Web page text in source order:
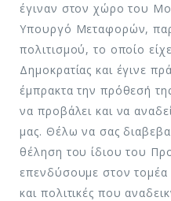
έγιναν στον χώρο του
Υπουργό Μεταφορών,
πολιτισμού, το οποίο
Δημοκρατίας και έγινε
έμπρακτα την πρόθεσή
να προβάλει και να
μας. Θέλω να σας
θέληση του ίδιου του
επενδύσουμε στον
και πολιτικές που